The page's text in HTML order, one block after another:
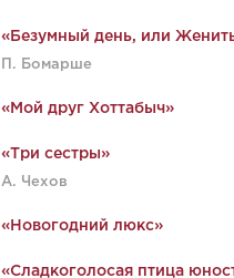
«Безумный день, или
П. Бомарше
«Мой друг Хоттабыч»
«Три сестры»
А. Чехов
«Новогодний люкс»
«Сладкоголосая птица